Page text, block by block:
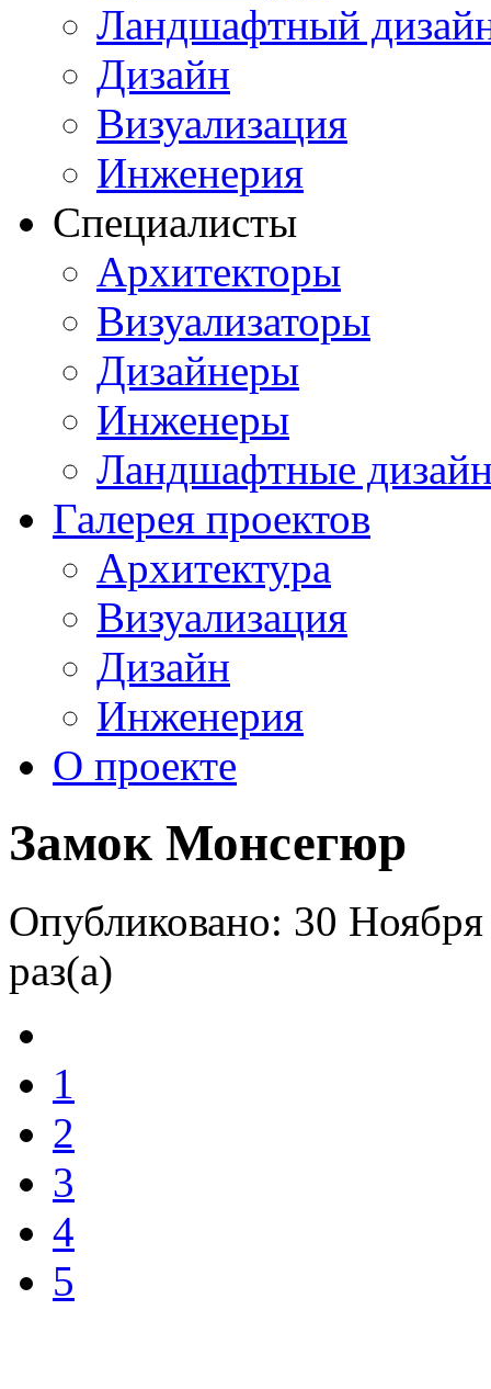
Ландшафтный
Дизайн
Визуализация
Инженерия
Специалисты
Архитекторы
Визуализаторы
Дизайнеры
Инженеры
Ландшафтные
Галерея проектов
Архитектура
Визуализация
Дизайн
Инженерия
О проекте
Замок Монсегюр
Опубликовано: 30
раз(а)
1
2
3
4
5